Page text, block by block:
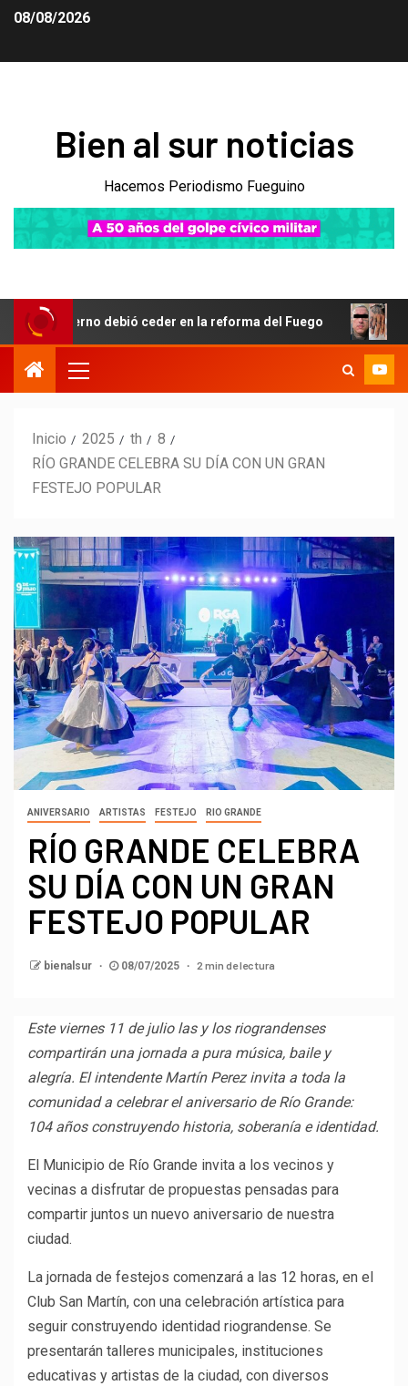
08/08/2026
Bien al sur noticias
Hacemos Periodismo Fueguino
debió ceder en la reforma del Fuego Obsesión
Inicio 2025 th
8
RÍO GRANDE CELEBRA SU DÍA CON UN GRAN
FESTEJO POPULAR
ANIVERSARIO ARTISTAS FESTEJO RIO GRANDE
RÍO GRANDE CELEBRA
SU DÍA CON UN GRAN
FESTEJO POPULAR
bienalsur 08/07/2025 2 min de lectura
Este viernes 11 de julio las y los riograndenses
compartirán una jornada a pura música, baile y
alegría. El intendente Martín Perez invita a toda la
comunidad a celebrar el aniversario de Río Grande:
104 años construyendo historia, soberanía e identidad.
El Municipio de Río Grande invita a los vecinos y
vecinas a disfrutar de propuestas pensadas para
compartir juntos un nuevo aniversario de nuestra
ciudad.
La jornada de festejos comenzará a las 12 horas, en el
Club San Martín, con una celebración artística para
seguir construyendo identidad riograndense. Se
presentarán talleres municipales, instituciones
educativas y artistas de la ciudad, con diversos